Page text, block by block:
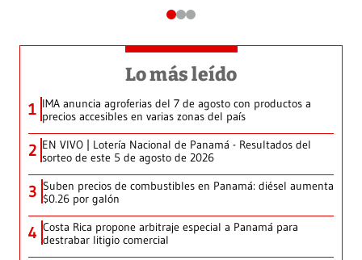
Lo más leído
1 IMA anuncia agroferias del 7 de agosto con productos a
precios accesibles en varias zonas del país
2 EN VIVO | Lotería Nacional de Panamá - Resultados del
sorteo de este 5 de agosto de 2026
3 Suben precios de combustibles en Panamá: diésel aumenta
$0.26 por galón
4 Costa Rica propone arbitraje especial a Panamá para
destrabar litigio comercial